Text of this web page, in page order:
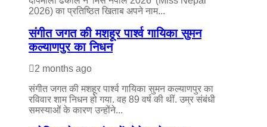
2026) का प्रतिष्ठित खिताब अपने नाम...
संगीत जगत की मशहूर पार्श्व गायिका सुमन
कल्याणपुर का निधन
2 months ago
संगीत जगत की मशहूर पार्श्व गायिका सुमन कल्याणपुर का
रविवार शाम निधन हो गया. वह 89 वर्ष की थीं. उम्र संबंधी
समस्याओं के कारण उन्होंने...